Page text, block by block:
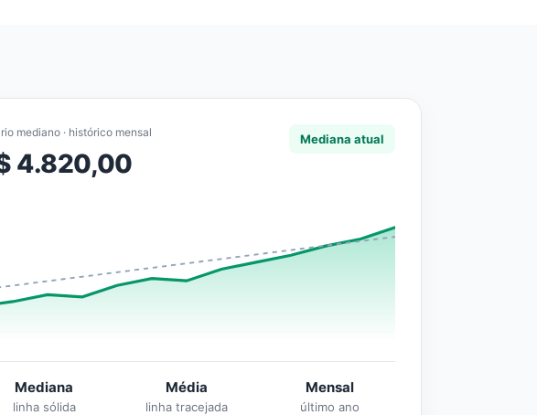
mediano · histórico mensal
4.820,00
Mediana atual
Mediana
linha sólida
Média
linha tracejada
Mensal
último ano